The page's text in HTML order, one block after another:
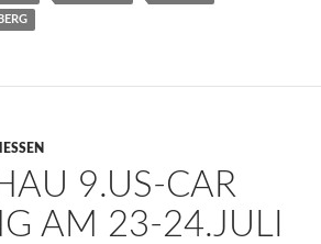
9.US-CAR
AM 23-24.JULI